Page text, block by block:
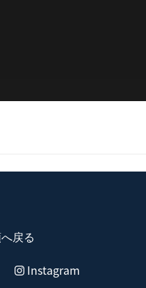
戻る
Instagram